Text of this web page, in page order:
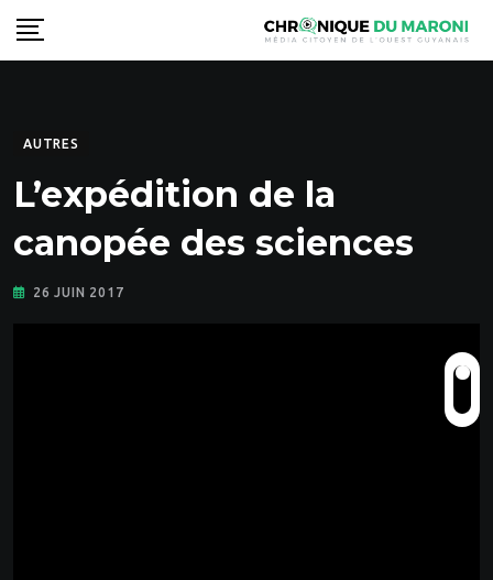
Skip
to
AUTRES
L’expédition de la
canopée des sciences
26 JUIN 2017